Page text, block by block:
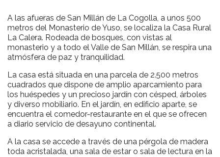
A las afueras de San Millán de La Cogolla, a unos 500
metros del Monasterio de Yuso, se localiza la Casa Rural
La Calera. Rodeada de bosques, con vistas al
monasterio y a todo el Valle de San Millán, se respira una
atmósfera de paz y tranquilidad.
La casa está situada en una parcela de 2.500 metros
cuadrados que dispone de amplio aparcamiento para
los huéspedes y un precioso jardín con césped, árboles
y diverso mobiliario. En el jardín, en edificio aparte, se
encuentra el comedor-restaurante en el que se ofrecen
a diario servicio de desayuno continental.
A la casa se accede a través de una pérgola de madera
toda acristalada, una sala de estar o sala de lectura en la